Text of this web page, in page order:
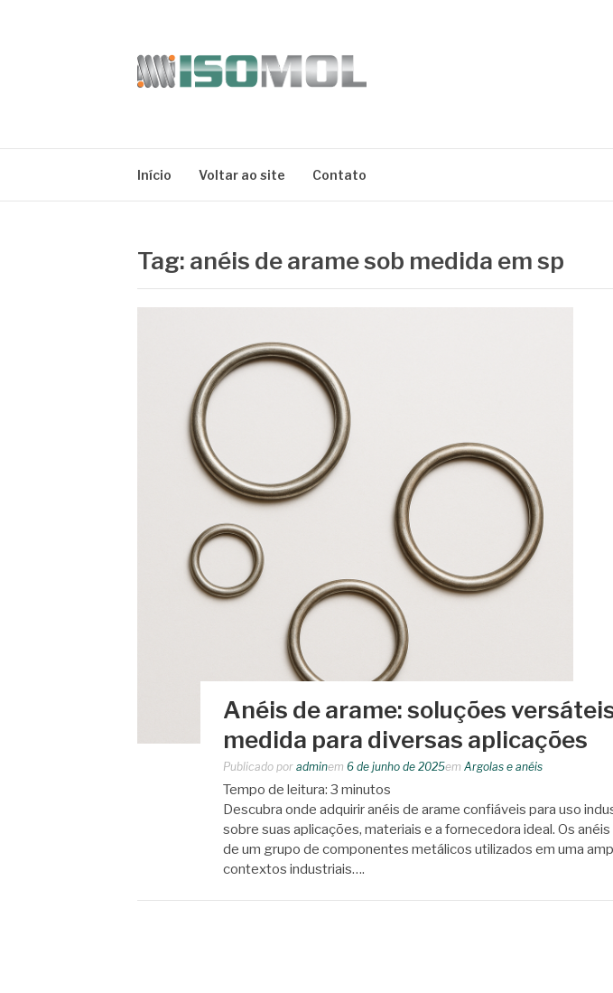
Início Voltar ao site Contato
Tag: anéis de arame sob medida em sp
Anéis de arame: soluções
medida para diversas aplicações
Publicado por adminem 6 de junho de 2025em Argolas e anéis
Tempo de leitura: 3 minutos
Descubra onde adquirir anéis de arame confiáveis para uso
sobre suas aplicações, materiais e a fornecedora ideal. Os
de um grupo de componentes metálicos utilizados em uma
contextos industriais….